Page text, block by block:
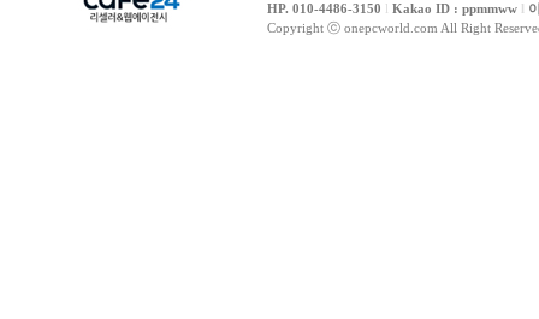
HP. 010-4486-3150 l Kakao ID : ppmmww l
Copyright ⓒ onepcworld.com All Right